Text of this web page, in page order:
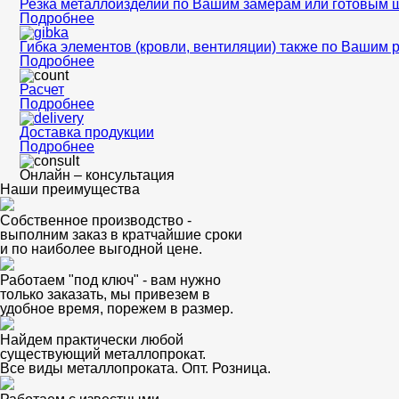
Резка металлоизделий по Вашим замерам или готовым
Подробнее
Гибка элементов (кровли, вентиляции) также по Вашим
Подробнее
Расчет
Подробнее
Доставка продукции
Подробнее
Онлайн – консультация
Наши преимущества
Собственное производство -
выполним заказ в кратчайшие сроки
и по наиболее выгодной цене.
Работаем "под ключ" - вам нужно
только заказать, мы привезем в
удобное время, порежем в размер.
Найдем практически любой
существующий металлопрокат.
Все виды металлопроката. Опт. Розница.